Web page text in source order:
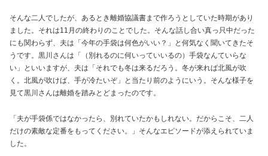
そんな二人でしたが、あるとき離婚協議書まで作ろうとしていた時期があり
ました。それは11月の終わりのことでした。そんな話し合い真っ只中だった
にも関わらず、夫は「今年の手袋は何色がいい？」と何気なく聞いてきたそ
うです。黒川さんは「（別れるのに何いっていいるの）手袋なんていらな
い」といいますが、夫は「それでも冬は来るだろう。冬が来れば北風が吹
く。北風が吹けば、手が冷たいぞ」と当たり前のようにいう。そんな様子を
見て黒川さんは離婚を踏みとどまったのです。
「夫が手袋係ではなかったら、別れていたかもしれない。だからこそ、二人
だけの素敵な定番をもってください。」そんなエピソードが添えられていま
した。